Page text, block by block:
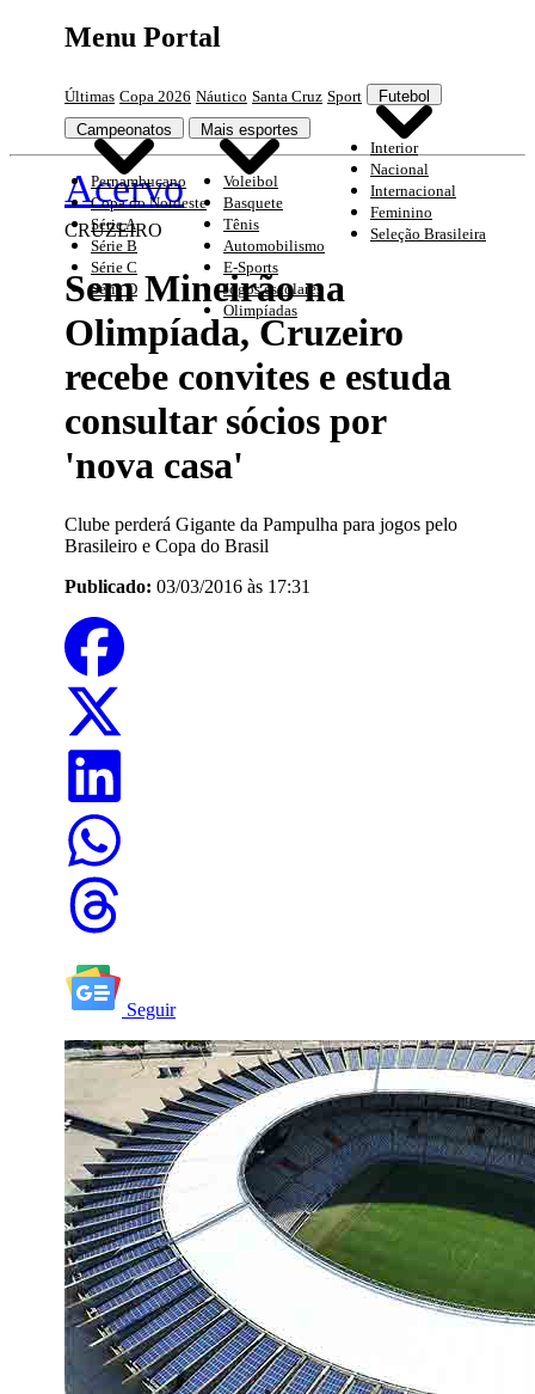
Menu Portal
Últimas Copa 2026 Náutico Santa Cruz Sport Futebol
Interior
Nacional
Internacional
Feminino
Seleção Brasileira
Campeonatos
Pernambucano
Copa do Nordeste
Série A
Série B
Série C
Série D
Mais esportes
Voleibol
Basquete
Tênis
Automobilismo
E-Sports
Jogos escolares
Olimpíadas
Acervo
CRUZEIRO
Sem Mineirão na
Olimpíada, Cruzeiro
recebe convites e estuda
consultar sócios por
'nova casa'
Clube perderá Gigante da Pampulha para jogos pelo
Brasileiro e Copa do Brasil
Publicado: 03/03/2016 às 17:31
Seguir